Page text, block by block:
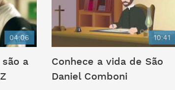
04:06
a
10:41
Conhece a vida de São
Daniel Comboni